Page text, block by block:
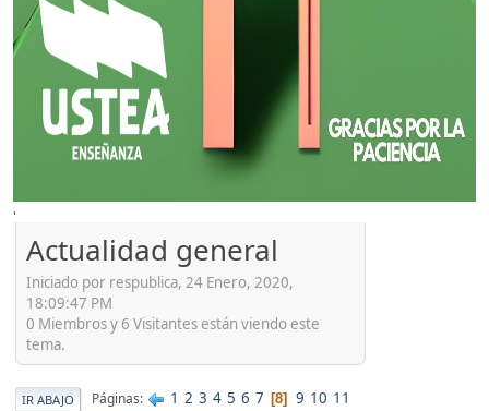
'
Actualidad general
Iniciado por respublica, 24 Enero, 2020,
18:09:47 PM
0 Miembros y 6 Visitantes están viendo este
tema.
IR ABAJO Páginas 1 2 3 4 5 6 7 8 9 10 11